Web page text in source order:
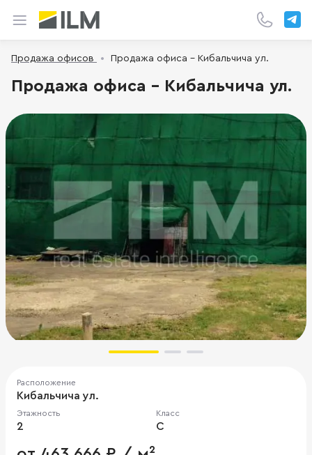
Продажа офисов Продажа офиса - Кибальчича ул.
Продажа офиса - Кибальчича ул.
Расположение
Кибальчича ул.
Этажность
2
Класс
C